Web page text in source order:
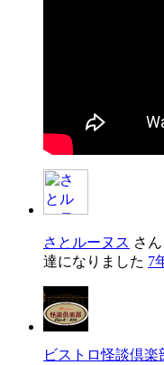
さとルーヌス さん
達になりました 7
ビストロ怪談倶楽